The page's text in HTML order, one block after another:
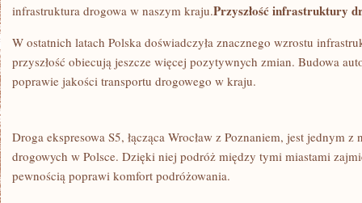
infrastruktura drogowa w naszym kraju.Przyszłość infrastruktury
W ostatnich latach Polska doświadczyła znacznego wzrostu
przyszłość obiecują jeszcze więcej pozytywnych zmian. Budowa
poprawie⁤ jakości ​transportu drogowego w kraju.
Droga ‌ekspresowa S5, łącząca Wrocław z⁤ Poznaniem, jest jednym
drogowych w Polsce. ⁢Dzięki niej podróż​ między tymi⁢ miastami
pewnością poprawi komfort ⁢podróżowania.